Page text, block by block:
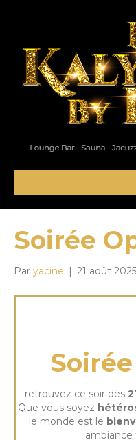
Soirée
Par yacine | 21 août 2025
retrouvez ce soir dès
Que vous soyez
le monde est le
ambiance